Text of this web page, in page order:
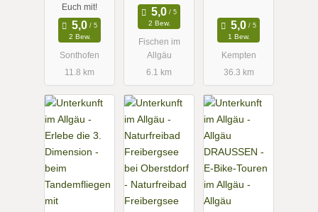
Euch mit!
2 Bew.
Sonthofen
11.8 km
2 Bew.
Fischen im
Allgäu
6.1 km
1 Bew.
Kempten
36.3 km